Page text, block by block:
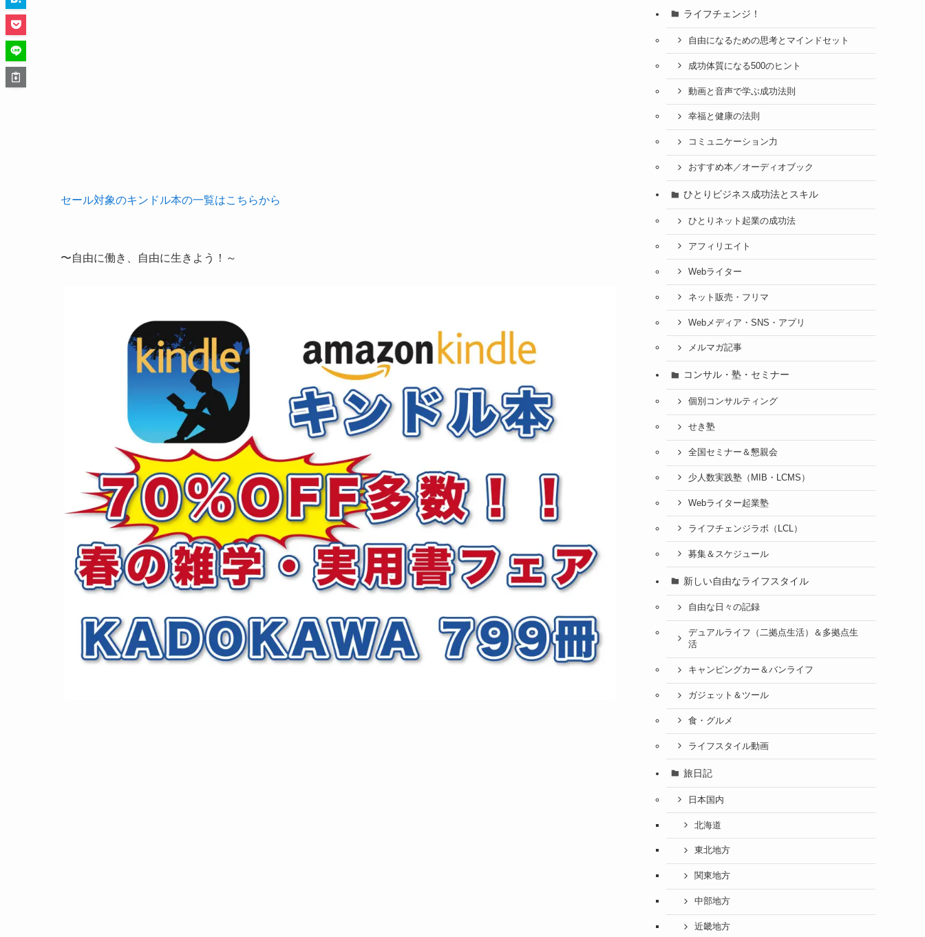
セール対象のキンドル本の一覧はこちらから
〜自由に働き、自由に生きよう！～
ライフチェンジ！
自由になるための思考とマインドセット
成功体質になる500のヒント
動画と音声で学ぶ成功法則
幸福と健康の法則
コミュニケーション力
おすすめ本／オーディオブック
ひとりビジネス成功法とスキル
ひとりネット起業の成功法
アフィリエイト
Webライター
ネット販売・フリマ
Webメディア・SNS・アプリ
メルマガ記事
コンサル・塾・セミナー
個別コンサルティング
せき塾
全国セミナー＆懇親会
少人数実践塾（MIB・LCMS）
Webライター起業塾
ライフチェンジラボ（LCL）
募集＆スケジュール
新しい自由なライフスタイル
自由な日々の記録
デュアルライフ（二拠点生活）＆多拠点生
活
キャンピングカー＆バンライフ
ガジェット＆ツール
食・グルメ
ライフスタイル動画
旅日記
日本国内
北海道
東北地方
関東地方
中部地方
近畿地方